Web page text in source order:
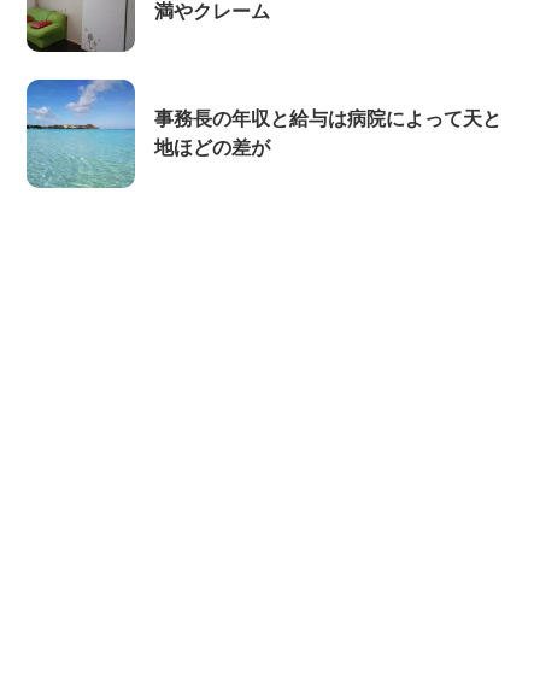
満やクレーム
事務長の年収と給与は病院によって天と
地ほどの差が